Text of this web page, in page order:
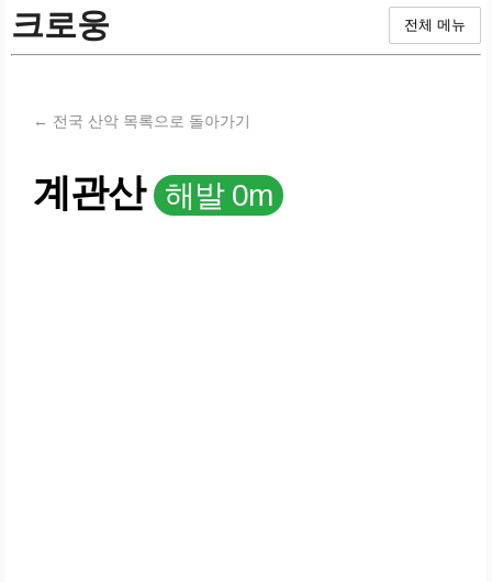
크로웅 전체 메뉴
← 전국 산악 목록으로 돌아가기
계관산 해발 0m